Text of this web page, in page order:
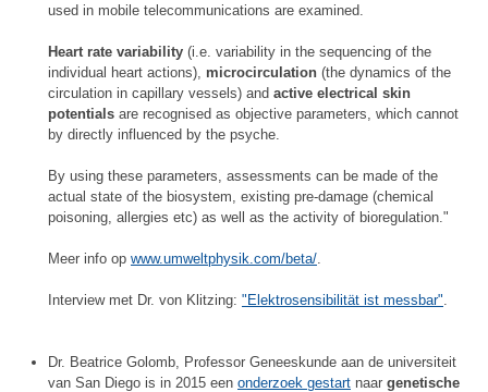
used in mobile telecommunications are examined.
Heart rate variability (i.e. variability in the sequencing of the
individual heart actions), microcirculation (the dynamics of the
circulation in capillary vessels) and active electrical skin
potentials are recognised as objective parameters, which cannot
by directly influenced by the psyche.
By using these parameters, assessments can be made of the
actual state of the biosystem, existing pre-damage (chemical
poisoning, allergies etc) as well as the activity of bioregulation."
Meer info op www.umweltphysik.com/beta/
Interview met Dr. von Klitzing: "Elektrosensibilität ist messbar"
Dr. Beatrice Golomb, Professor Geneeskunde aan de universiteit
van San Diego is in 2015 een onderzoek gestart naar genetische